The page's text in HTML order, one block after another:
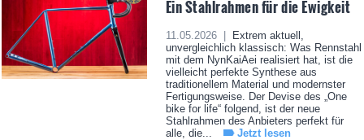
Ein Stahlrahmen für die Ewigkeit
11.05.2026 |
Extrem aktuell,
unvergleichlich klassisch: Was Rennstahl
mit dem NynKaiAei realisiert hat, ist die
vielleicht perfekte Synthese aus
traditionellem Material und modernster
Fertigungsweise. Der Devise des „One
bike for life“ folgend, ist der neue
Stahlrahmen des Anbieters perfekt für
alle, die...
Jetzt lesen